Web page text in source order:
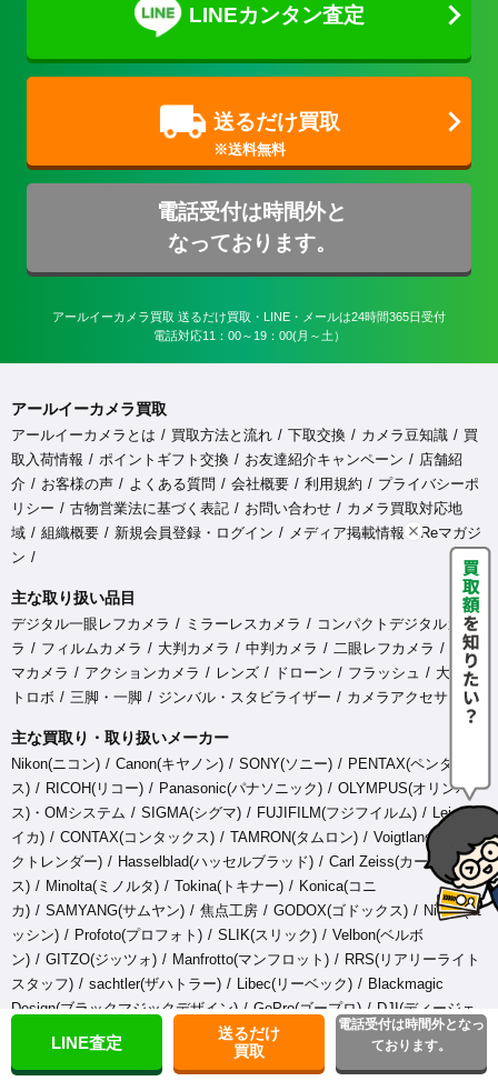
LINEカンタン査定
送るだけ買取
電話受付は時間外と
なっております。
アールイーカメラ買取 送るだけ買取・LINE・メールは24時間365日受付
電話対応11：00～19：00(月～土）
アールイーカメラ買取
アールイーカメラとは 買取方法と流れ 下取交換 カメラ豆知識
買
取入荷情報
ポイントギフト交換 お友達紹介キャンペーン
店舗紹
介
お客様の声 よくある質問 会社概要 利用規約
プライバシーポ
リシー
古物営業法に基づく表記 お問い合わせ
カメラ買取対応地
域
組織概要 新規会員登録・ログイン メディア掲載情報
Reマガジ
ン
主な取り扱い品目
デジタル一眼レフカメラ ミラーレスカメラ
コンパクトデジタルカメ
ラ
フィルムカメラ 大判カメラ 中判カメラ 二眼レフカメラ
シネ
マカメラ
アクションカメラ レンズ ドローン フラッシュ
大型ス
トロボ
三脚・一脚 ジンバル・スタビライザー カメラアクセサリ
主な買取り・取り扱いメーカー
Nikon(ニコン) Canon(キヤノン) SONY(ソニー)
PENTAX(ペンタック
ス)
RICOH(リコー) Panasonic(パナソニック)
OLYMPUS(オリンパ
ス)・OMシステム
SIGMA(シグマ) FUJIFILM(フジフイルム)
Leica(ラ
イカ)
CONTAX(コンタックス) TAMRON(タムロン)
Voigtlander(フォ
クトレンダー)
Hasselblad(ハッセルブラッド)
Carl Zeiss(カールツァイ
ス)
Minolta(ミノルタ) Tokina(トキナー)
Konica(コニ
カ)
SAMYANG(サムヤン) 焦点工房 GODOX(ゴドックス)
Nissin(ニ
ッシン)
Profoto(プロフォト) SLIK(スリック)
Velbon(ベルボ
ン)
GITZO(ジッツォ) Manfrotto(マンフロット)
RRS(リアリーライト
スタッフ)
sachtler(ザハトラー) Libec(リーベック)
Blackmagic
Design(ブラックマジックデザイン)
GoPro(ゴープロ)
DJI(ディージェ
イアイ)
ATOMOS(アトモス)
FeiyuTech(フェイユーテッ
LINE査定
送るだけ
買取
電話受付は時間外となっ
ております。